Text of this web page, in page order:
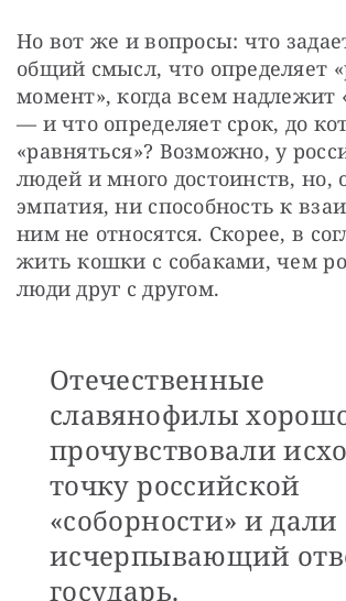
Но вот же и вопросы: что
общий смысл, что определяет
момент», когда всем надлежит
— и что определяет срок, до
«равняться»? Возможно, у
людей и много достоинств, но,
эмпатия, ни способность к
ним не относятся. Скорее, в
жить кошки с собаками, чем
люди друг с другом.
Отечественные
славянофилы
прочувствовали
точку российской
«соборности» и
исчерпывающий
государь.